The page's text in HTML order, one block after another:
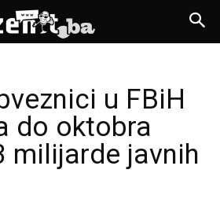
u FBiH
do oktobra
milijarde javnih